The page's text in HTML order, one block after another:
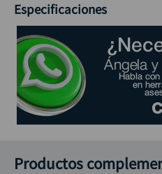
Especificaciones
Productos